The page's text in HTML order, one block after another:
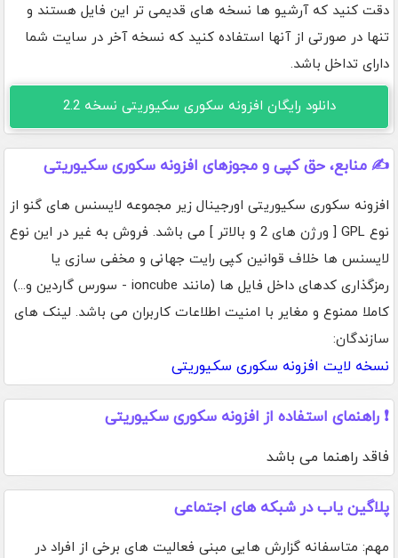
دقت کنید که آرشیو ها نسخه های قدیمی تر این فایل هستند و
تنها در صورتی از آنها استفاده کنید که نسخه آخر در سایت شما
دارای تداخل باشد.
دانلود رایگان افزونه سکوری سکیوریتی نسخه 2.2
✍️ منابع، حق کپی و مجوزهای افزونه سکوری سکیوریتی
افزونه سکوری سکیوریتی اورجینال زیر مجموعه لایسنس های گنو از
نوع GPL [ ورژن های 2 و بالاتر ] می باشد. فروش به غیر در این نوع
لایسنس ها خلاف قوانین کپی رایت جهانی و مخفی سازی یا
رمزگذاری کدهای داخل فایل ها (مانند ioncube - سورس گاردین و...)
کاملا ممنوع و مغایر با امنیت اطلاعات کاربران می باشد. لینک های
سازندگان:
نسخه لایت افزونه سکوری سکیوریتی
❗ راهنمای استفاده از افزونه سکوری سکیوریتی
فاقد راهنما می باشد
پلاگین یاب در شبکه های اجتماعی
مهم: متاسفانه گزارش هایی مبنی فعالیت های برخی از افراد در